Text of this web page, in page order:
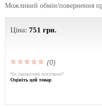
Можливий обмін/повернення
Ціна: 751 грн.
(0)
Чи задоволені покупкою?
Оцініть цей товар